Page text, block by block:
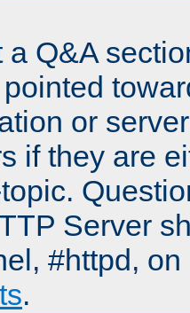
a Q&A
or
if they are
Server
#httpd,
.